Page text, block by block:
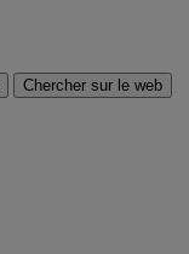
Chercher sur le web